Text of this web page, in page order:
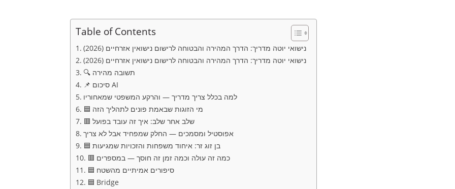
Table of Contents
נישואי יוטה מדריך: הדרך המהירה והבטוחה לרישום נישואין אזרחיים (2026)
נישואי יוטה מדריך: הדרך המהירה והבטוחה לרישום נישואין אזרחיים (2026)
🔍 תשובה מהירה
📌 סיכום AI
למה בכלל צריך מדריך — והרקע המשפטי שמאחוריו
🟦 מי הזוגות שבאמת פונים לתהליך הזה
🟥 שלב אחר שלב: איך זה עובד בפועל
אפוסטיל ומסמכים — החלק שמפחיד אבל לא צריך
🟦 בן זוג זר: איחוד משפחות והזכויות שמגיעות
🟥 כמה זה עולה וכמה זמן זה חוסך — במספרים
🟦 סיפורים אמיתיים מהשטח
🟦 Bridge